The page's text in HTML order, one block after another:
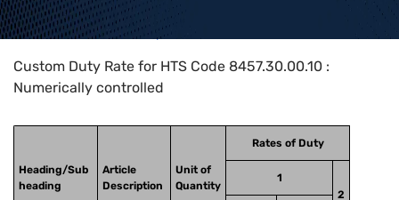
Home>HTS Codes> Chapter
Custom Duty Rate for HTS Code 8457.30.00.10 :
Numerically controlled
Heading/Sub
heading
Article
Description
Unit of
Quantity
Rates of Duty
1
2